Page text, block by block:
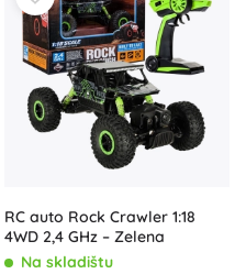
RC auto Rock Crawler 1:18
4WD 2,4 GHz – Zelena
Na skladištu